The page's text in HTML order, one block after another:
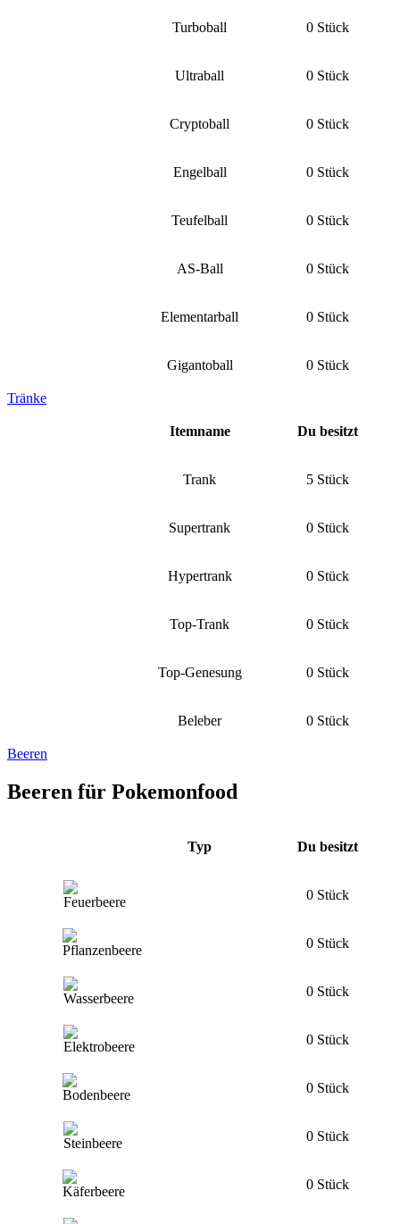
Turboball 0 Stück
Ultraball 0 Stück
Cryptoball 0 Stück
Engelball 0 Stück
Teufelball 0 Stück
AS-Ball 0 Stück
Elementarball 0 Stück
Gigantoball 0 Stück
Tränke
Itemname Du besitzt
Trank 5 Stück
Supertrank 0 Stück
Hypertrank 0 Stück
Top-Trank 0 Stück
Top-Genesung 0 Stück
Beleber 0 Stück
Beeren
Beeren für Pokemonfood
Typ Du besitzt
0 Stück
0 Stück
0 Stück
0 Stück
0 Stück
0 Stück
0 Stück